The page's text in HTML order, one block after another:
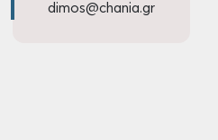
dimos@chania.gr